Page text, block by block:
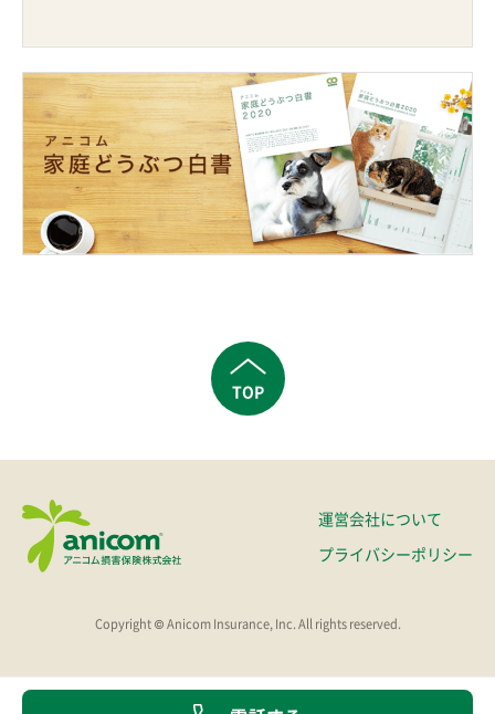
TOP
運営会社について
プライバシーポリシー
Copyright © Anicom Insurance, Inc. All rights reserved.